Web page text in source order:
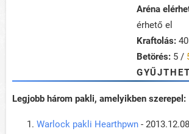
Aréna
érhető el
Kraftolás:
Betörés: 5 /
Legjobb három pakli, amelyikben szerepel:
Warlock pakli Hearthpwn - 2013.12.08